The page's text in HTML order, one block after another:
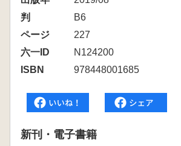
判
B6
ページ
227
六一ID
N124200
ISBN
978448001685
新刊・電子書籍